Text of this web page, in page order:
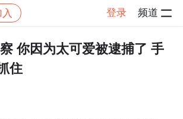
登录 频道
感慨 帖子详情
你因为太可爱被逮捕了 手
住